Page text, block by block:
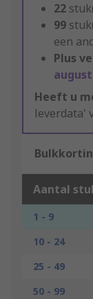
22
99
een
Plus
Heeft u
leverdata'
Aantal
1 - 9
10 - 24
25 - 49
50 - 99